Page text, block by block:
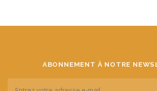
ABONNEMENT À NOTRE